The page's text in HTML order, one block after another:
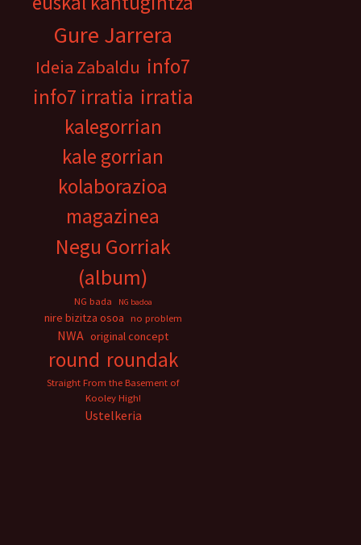
Gure Jarrera
Ideia Zabaldu info7
info7 irratia irratia
kalegorrian
kale gorrian
kolaborazioa
magazinea
Negu Gorriak
(album)
NG bada NG badoa
nire bizitza osoa no problem
NWA original concept
round roundak
Straight From the Basement of
Kooley High!
Ustelkeria